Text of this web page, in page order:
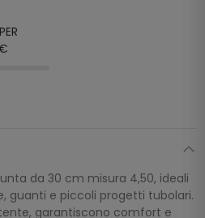
da 30 cm misura 4,50, ideali
guanti e piccoli progetti tubolari.
garantiscono comfort e